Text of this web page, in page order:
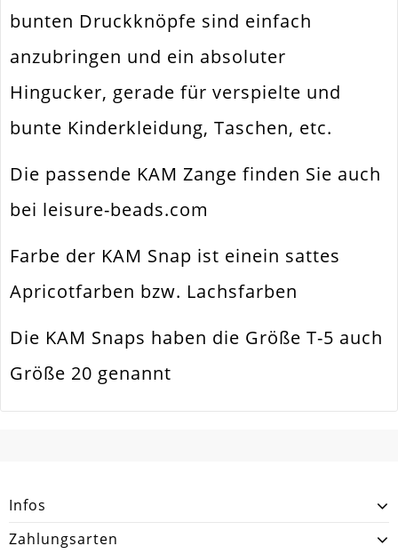
bunten Druckknöpfe sind einfach
anzubringen und ein absoluter
Hingucker, gerade für verspielte und
bunte Kinderkleidung, Taschen, etc.
Die passende KAM Zange finden Sie auch
bei leisure-beads.com
Farbe der KAM Snap ist einein sattes
Apricotfarben bzw. Lachsfarben
Die KAM Snaps haben die Größe T-5 auch
Größe 20 genannt
Infos
Zahlungsarten